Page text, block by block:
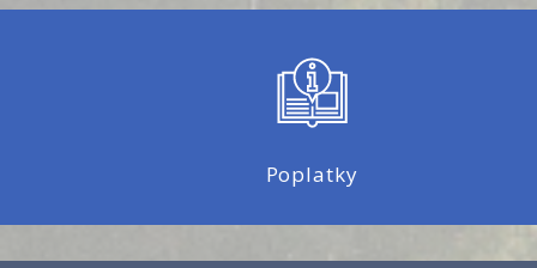
Poplatky